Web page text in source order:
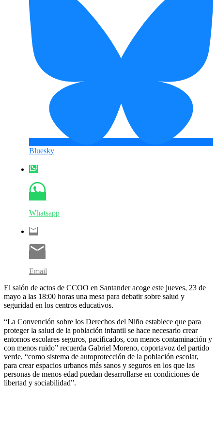
Bluesky
Whatsapp
Email
El salón de actos de CCOO en Santander acoge este jueves, 23 de
mayo a las 18:00 horas una mesa para debatir sobre salud y
seguridad en los centros educativos.
“La Convención sobre los Derechos del Niño establece que para
proteger la salud de la población infantil se hace necesario crear
entornos escolares seguros, pacificados, con menos contaminación y
con menos ruido” recuerda Gabriel Moreno, coportavoz del partido
verde, “como sistema de autoprotección de la población escolar,
para crear espacios urbanos más sanos y seguros en los que las
personas de menos edad puedan desarrollarse en condiciones de
libertad y sociabilidad”.